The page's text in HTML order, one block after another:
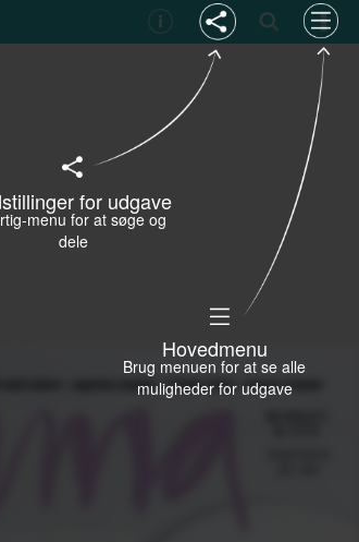
Hovedmenu
Brug menuen for at se alle
muligheder for udgave
for udgave
menu for at søge og
dele